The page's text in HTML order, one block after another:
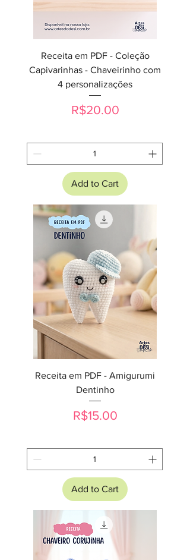
Receita em PDF - Coleção
Capivarinhas - Chaveirinho com
4 personalizações
Price
R$20.00
Add to Cart
Receita em PDF - Amigurumi
Dentinho
Price
R$15.00
Add to Cart